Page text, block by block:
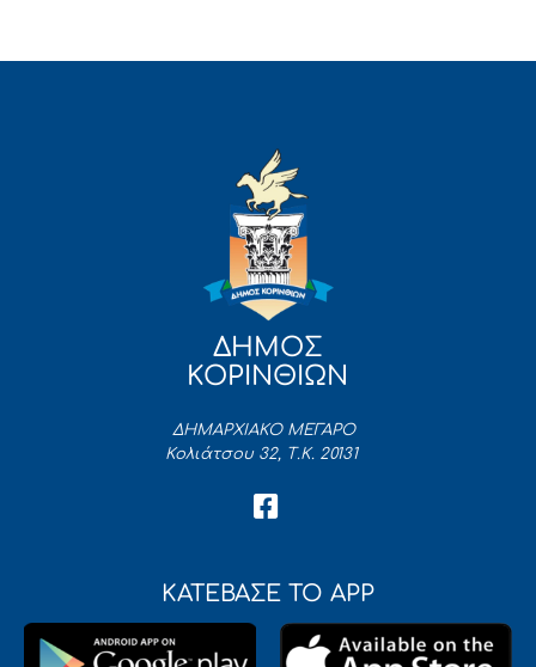
ΔΗΜΟΣ
ΚΟΡΙΝΘΙΩΝ
ΔΗΜΑΡΧΙΑΚΟ ΜΕΓΑΡΟ
Κολιάτσου 32, Τ.Κ. 20131
ΚΑΤΕΒΑΣΕ ΤΟ APP